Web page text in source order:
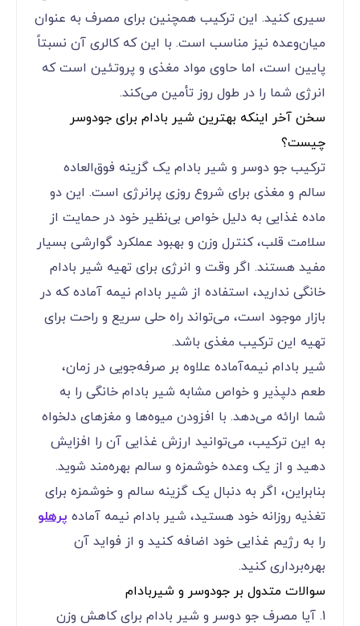
سیری کنید. این ترکیب همچنین برای مصرف به عنوان
میان‌وعده نیز مناسب است. با این که کالری آن نسبتاً
پایین است، اما حاوی مواد مغذی و پروتئین است که
انرژی شما را در طول روز تأمین می‌کند.
سخن آخر اینکه بهترین شیر بادام برای جودوسر
چیست؟
ترکیب جو دوسر و شیر بادام یک گزینه فوق‌العاده
سالم و مغذی برای شروع روزی پرانرژی است. این دو
ماده غذایی به دلیل خواص بی‌نظیر خود در حمایت از
سلامت قلب، کنترل وزن و بهبود عملکرد گوارشی بسیار
مفید هستند. اگر وقت و انرژی برای تهیه شیر بادام
خانگی ندارید، استفاده از شیر بادام نیمه‌ آماده که در
بازار موجود است، می‌تواند راه حلی سریع و راحت برای
تهیه این ترکیب مغذی باشد.
شیر بادام نیمه‌آماده علاوه بر صرفه‌جویی در زمان،
طعم دلپذیر و خواص مشابه شیر بادام خانگی را به
شما ارائه می‌دهد. با افزودن میوه‌ها و مغزهای دلخواه
به این ترکیب، می‌توانید ارزش غذایی آن را افزایش
دهید و از یک وعده خوشمزه و سالم بهره‌مند شوید.
بنابراین، اگر به دنبال یک گزینه سالم و خوشمزه برای
تغذیه روزانه خود هستید، شیر بادام نیمه‌ آماده پرهلو
را به رژیم غذایی خود اضافه کنید و از فواید آن
بهره‌برداری کنید.
سوالات متدول بر جودوسر و شیربادام
1. آیا مصرف جو دوسر و شیر بادام برای کاهش وزن